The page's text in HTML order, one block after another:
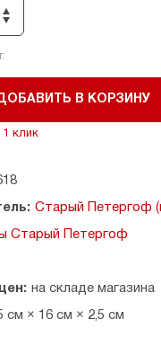
Россия.
В КОРЗИНУ
1 клик
Старый Петергоф
Старый Петергоф
на складе магазина
см × 16 см × 2,5 см